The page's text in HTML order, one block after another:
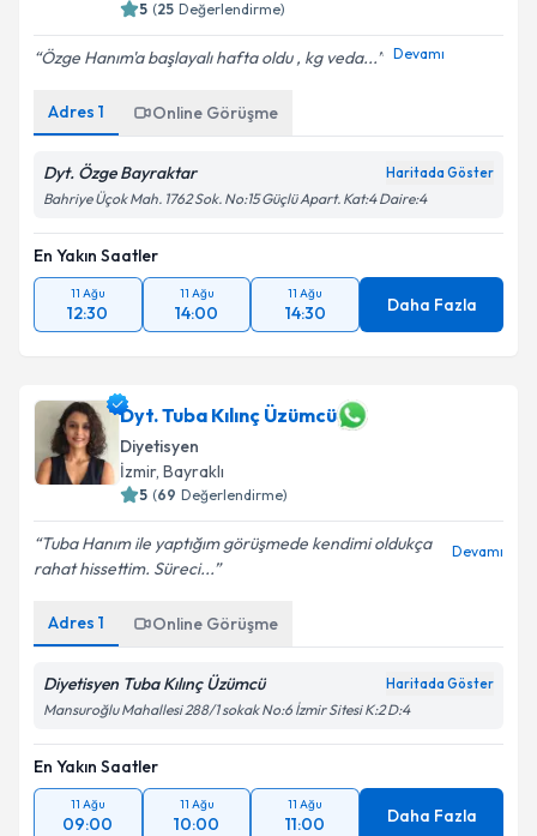
5 (25 Değerlendirme)
Özge Hanım'a başlayalı hafta oldu , kg veda... Devamı
Adres 1 Online Görüşme
Dyt. Özge Bayraktar Haritada Göster
Bahriye Üçok Mah. 1762 Sok. No:15 Güçlü Apart. Kat:4 Daire:4
En Yakın Saatler
11 Ağu
12:30
11 Ağu
14:00
11 Ağu
14:30 Daha Fazla
Dyt. Tuba Kılınç Üzümcü
Diyetisyen
İzmir, Bayraklı
5 (69 Değerlendirme)
Tuba Hanım ile yaptığım görüşmede kendimi oldukça
rahat hissettim. Süreci...
Devamı
Adres 1 Online Görüşme
Diyetisyen Tuba Kılınç Üzümcü Haritada Göster
Mansuroğlu Mahallesi 288/1 sokak No:6 İzmir Sitesi K:2 D:4
En Yakın Saatler
11 Ağu
09:00
11 Ağu
10:00
11 Ağu
11:00 Daha Fazla